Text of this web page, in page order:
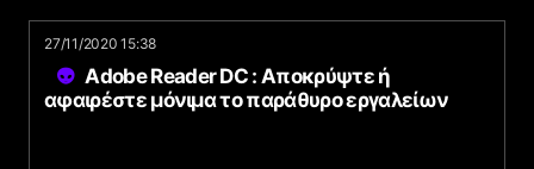
27/11/2020 15:38
Adobe Reader DC : Αποκρύψτε ή
αφαιρέστε μόνιμα το παράθυρο εργαλείων